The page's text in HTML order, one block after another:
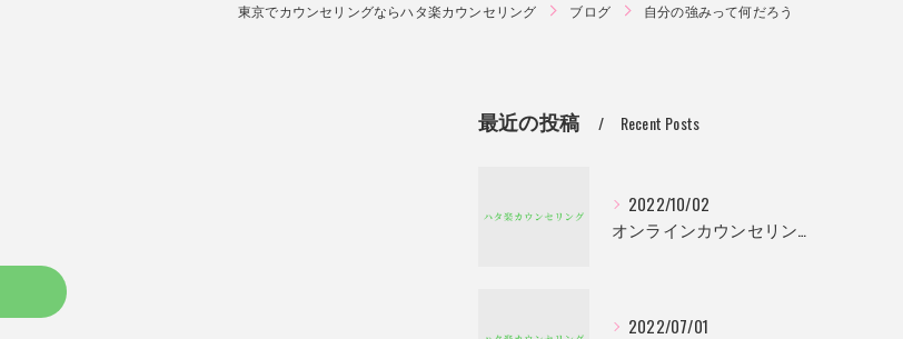
東京でカウンセリングならハタ楽カウンセリング ブログ 自分の強みって何だろう
最近の投稿 Recent Posts
2022/10/02
オンラインカウンセリングも検討していきます。
2022/07/01